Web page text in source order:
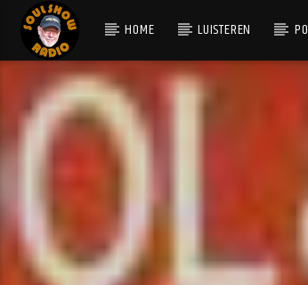
HOME LUISTEREN
HUIDIG NUMMER
I'M DOIN' FINE NOW
NEW YORK CITY